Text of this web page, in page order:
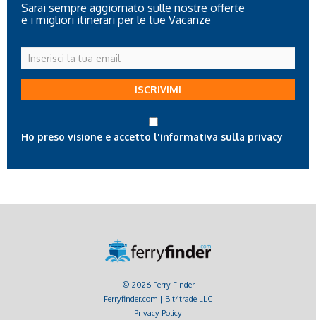
Sarai sempre aggiornato sulle nostre offerte
e i migliori itinerari per le tue Vacanze
Inserisci
la
tua
ISCRIVIMI
Ho preso visione e accetto l'informativa sulla privacy
© 2026 Ferry Finder
Ferryfinder.com | Bit4trade LLC
Privacy Policy